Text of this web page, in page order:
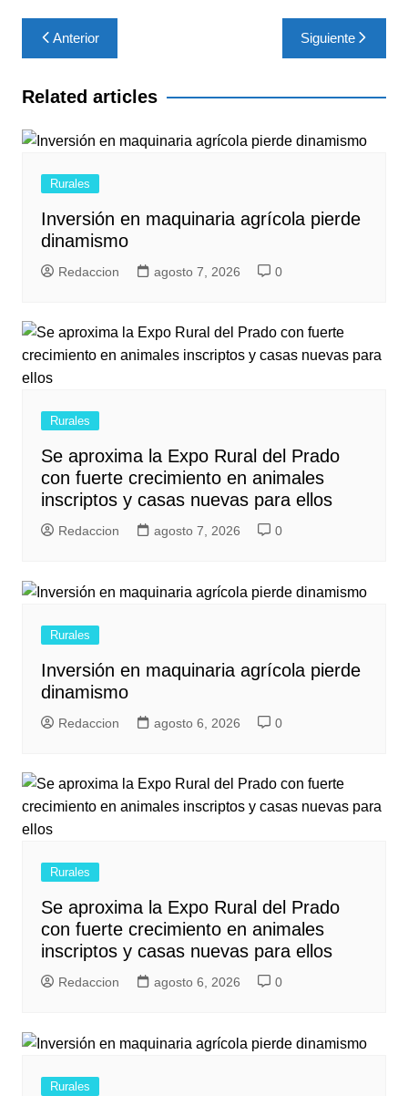
Navegación
de
entradas
Anterior Siguiente
Related articles
Rurales
Inversión en maquinaria agrícola pierde
dinamismo
Redaccion agosto 7, 2026 0
Rurales
Se aproxima la Expo Rural del Prado
con fuerte crecimiento en animales
inscriptos y casas nuevas para ellos
Redaccion agosto 7, 2026 0
Rurales
Inversión en maquinaria agrícola pierde
dinamismo
Redaccion agosto 6, 2026 0
Rurales
Se aproxima la Expo Rural del Prado
con fuerte crecimiento en animales
inscriptos y casas nuevas para ellos
Redaccion agosto 6, 2026 0
Rurales